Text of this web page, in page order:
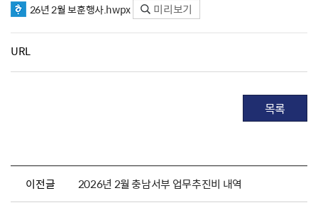
26년 2월 보훈행사.hwpx 미리보기
URL
목록
이전글 2026년 2월 충남서부 업무추진비 내역